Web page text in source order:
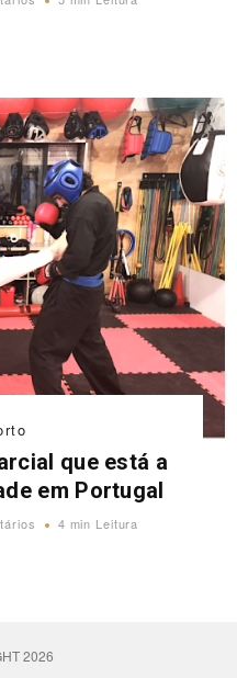
que está a
em Portugal
4 min Leitura
2026